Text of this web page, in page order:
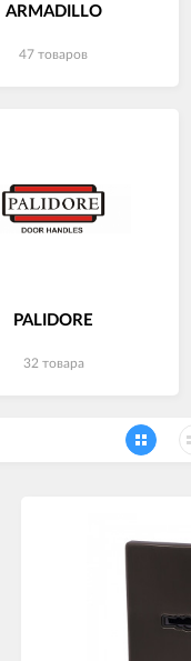
ARMADILLO
47 товаров
PALIDORE
32 товара